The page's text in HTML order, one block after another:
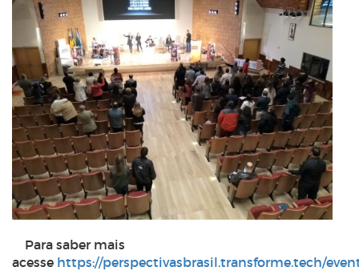
Para saber mais
acesse https://perspectivasbrasil.transforme.tech/